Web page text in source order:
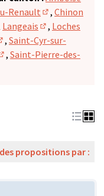
onglet)
un nouvel onglet)
Renault
(S'ouvre dans
, Chinon
onglet)
dans un nouvel
Langeais
(S'ouvre dans
, Loches
un nouvel onglet)
dans un nouvel
, Saint-Cyr-sur-
, Saint-Pierre-des-
propositions par :